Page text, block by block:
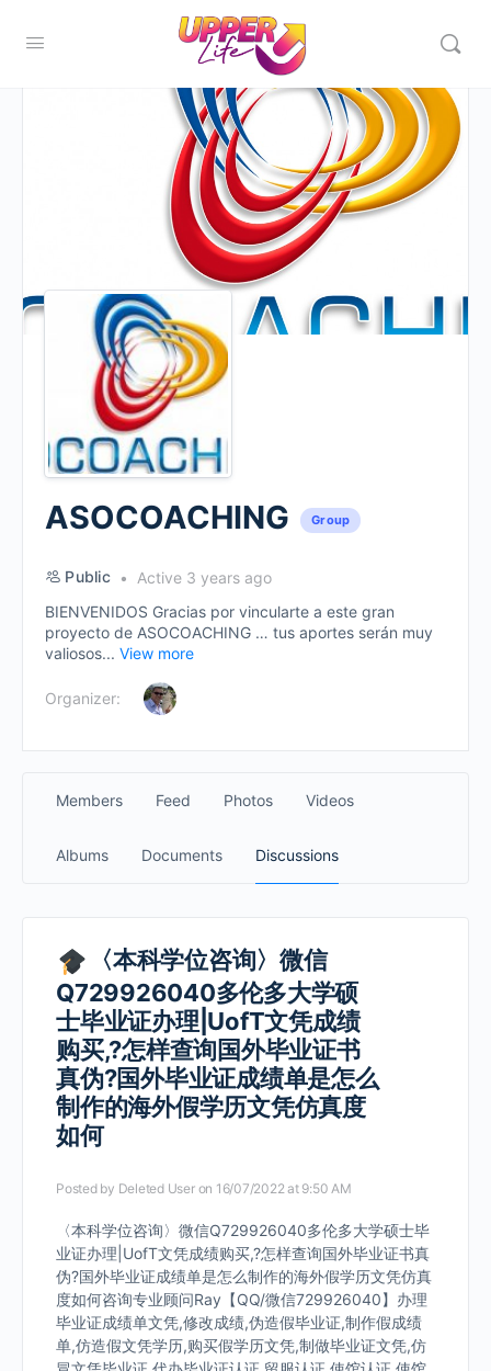
ASOCOACHING Group
Public
Active 3 years ago
BIENVENIDOS Gracias por vincularte a este gran
proyecto de ASOCOACHING … tus aportes serán muy
valiosos... View more
Organizer:
Members Feed Photos Videos
Albums Documents Discussions
〈本科学位咨询〉微信
Q729926040多伦多大学硕
士毕业证办理|UofT文凭成绩
购买,?怎样查询国外毕业证书
真伪?国外毕业证成绩单是怎么
制作的海外假学历文凭仿真度
如何
Posted by Deleted User on 16/07/2022 at 9:50 AM
〈本科学位咨询〉微信Q729926040多伦多大学硕士毕
业证办理|UofT文凭成绩购买,?怎样查询国外毕业证书真
伪?国外毕业证成绩单是怎么制作的海外假学历文凭仿真
度如何咨询专业顾问Ray【QQ/微信729926040】办理
毕业证成绩单文凭,修改成绩,伪造假毕业证,制作假成绩
单,仿造假文凭学历,购买假学历文凭,制做毕业证文凭,仿